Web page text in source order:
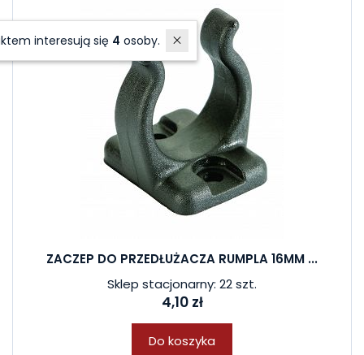
ZACZEP DO PRZEDŁUŻACZA RUMPLA 16MM ...
Sklep stacjonarny: 22 szt.
4,10 zł
Do koszyka
W ostatnich 7 dniach produktem interesują się